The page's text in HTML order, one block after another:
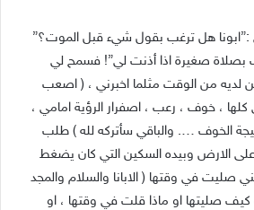
:”ابونا هل ترغب بقول شيء قبل الموت؟”
بصلاة صغيرة اذا أذنت لي”! فسمح لي
لديه من الوقت مثلما اخبرني ، ( اصعب
، خوف ، رعب ، اصفرار الرؤية امامي ،
الخوف …. والباقي سأتركه لله ) طلب
الارض وبيده السكين التي كان يضغط
صليت في وقتها ( الابانا والسلام والمجد
كيف صليتها او ماذا قلت في وقتها ، او